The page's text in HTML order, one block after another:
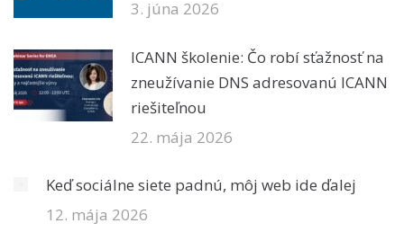
3. júna 2026
ICANN školenie: Čo robí sťažnosť na
zneužívanie DNS adresovanú ICANN
riešiteľnou
22. mája 2026
Keď sociálne siete padnú, môj web ide ďalej
12. mája 2026